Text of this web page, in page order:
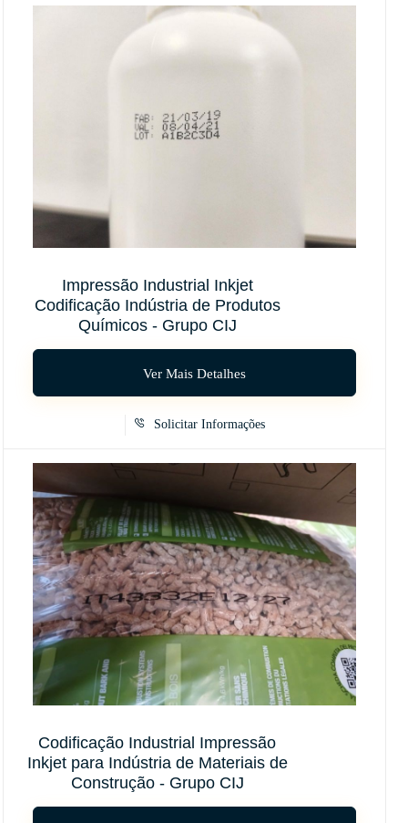
Impressão Industrial Inkjet
Codificação Indústria de Produtos
Químicos - Grupo CIJ
Ver Mais Detalhes
Solicitar Informações
Codificação Industrial Impressão
Inkjet para Indústria de Materiais de
Construção - Grupo CIJ